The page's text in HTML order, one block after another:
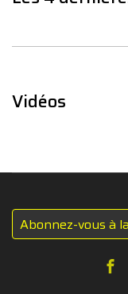
Vidéos
Abonnez-vous à